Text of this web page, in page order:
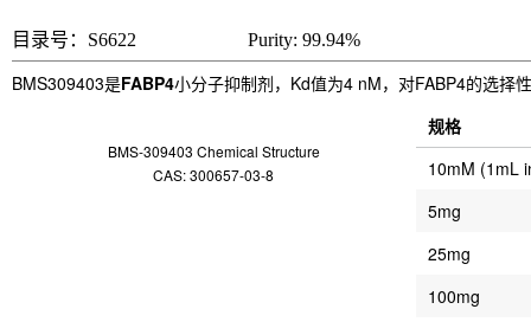
目录号：S6622 Purity: 99.94%
BMS309403是FABP4小分子抑制剂，Kd值为4 nM，对FABP4的选择
BMS-309403 Chemical Structure
CAS: 300657-03-8
规格
10mM (1mL
5mg
25mg
100mg